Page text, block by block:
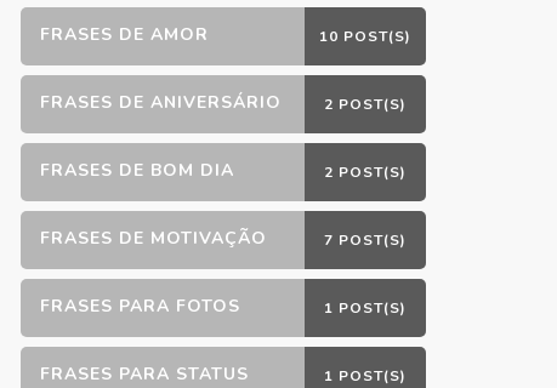
FRASES DE AMOR 10 POST(S)
FRASES DE ANIVERSÁRIO 2 POST(S)
FRASES DE BOM DIA 2 POST(S)
FRASES DE MOTIVAÇÃO 7 POST(S)
FRASES PARA FOTOS 1 POST(S)
FRASES PARA STATUS 1 POST(S)